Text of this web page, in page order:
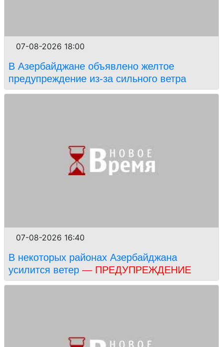
07-08-2026 18:00
В Азербайджане объявлено желтое
предупреждение из-за сильного ветра
07-08-2026 16:40
В некоторых районах Азербайджана
усилится ветер — ПРЕДУПРЕЖДЕНИЕ